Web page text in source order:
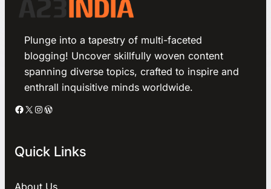
Plunge into a tapestry of multi-faceted
blogging! Uncover skillfully woven content
spanning diverse topics, crafted to inspire and
enthrall inquisitive minds worldwide.
Facebook X Instagram WordPress
Quick Links
About Us